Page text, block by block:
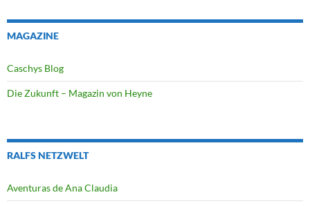
MAGAZINE
Caschys Blog
Die Zukunft – Magazin von Heyne
RALFS NETZWELT
Aventuras de Ana Claudia